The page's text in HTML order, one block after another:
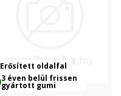
Erősített oldalfal
3 éven belül frissen
gyártott gumi